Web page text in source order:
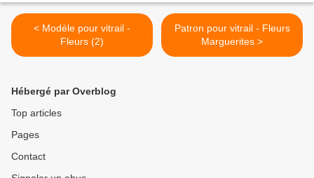
< Modèle pour vitrail -
Fleurs (2)
Patron pour vitrail - Fleurs
Marguerites >
Hébergé par Overblog
Top articles
Pages
Contact